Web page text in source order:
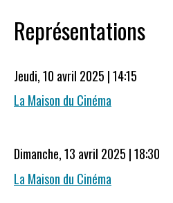
Représentations
Jeudi, 10 avril 2025 | 14:15
La Maison du Cinéma
Dimanche, 13 avril 2025 | 18:30
La Maison du Cinéma